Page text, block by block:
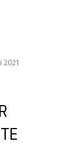
2021